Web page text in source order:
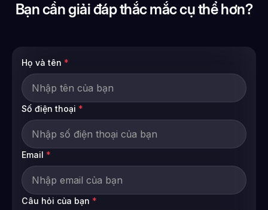
Bạn cần giải đáp thắc mắc cụ thể hơn?
Họ và tên *
Số điện thoại *
Email *
Câu hỏi của bạn *